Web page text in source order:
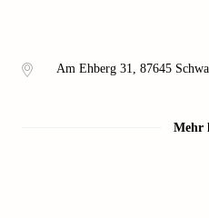
Am Ehberg 31, 87645
Mehr